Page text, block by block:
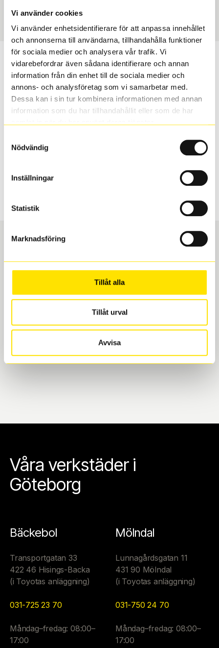
Vi använder cookies
Vi använder enhetsidentifierare för att anpassa innehållet
och annonserna till användarna, tillhandahålla funktioner
för sociala medier och analysera vår trafik. Vi
vidarebefordrar även sådana identifierare och annan
information från din enhet till de sociala medier och
annons- och analysföretag som vi samarbetar med.
Dessa kan i sin tur kombinera informationen med annan
information som du har tillhandahållit eller som de har
Nödvändig
Inställningar
Statistik
Marknadsföring
Tillåt alla
Tillåt urval
Avvisa
2406
Passar detta däck min bil?
Ange registreringsnummer för att se om det däck du
valt passar din bilmodell. Om du köper däck som skall
sättas på dina befintliga fälgar, se till att kolla en extra
inte vara samma dimension som bilen hade ut från
Boka och hämta hos Däckspecialen
När du beställer dina nya däck eller fälgar hos oss
levereras de direkt till någon av våra däckverkstäder i
Göteborg. Välj mellan Hisingen (Bäckebol) eller
Mölndal. I beställningen anger du datum och tid för
vi till att de uppfyller alla krav för en säker körning.
Våra verkstäder i
Göteborg
Bäckebol
Transportgatan 33
422 46 Hisings-Backa
(i Toyotas anläggning)
031-725 23 70
Måndag–fredag: 08:00–
17:00
Mölndal
Lunnagårdsgatan 11
431 90 Mölndal
(i Toyotas anläggning)
031-750 24 70
Måndag–fredag: 08:00–
17:00